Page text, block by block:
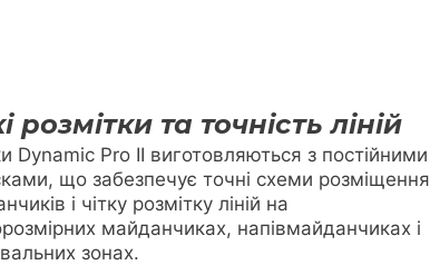
розмітки та точність ліній
Dynamic Pro II виготовляються з постійними
що забезпечує точні схеми розміщення
і чітку розмітку ліній на
майданчиках, напівмайданчиках і
зонах.